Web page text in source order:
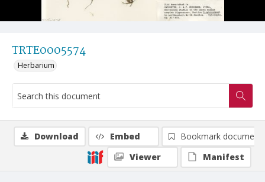
TRTE0005574
Herbarium
Download Embed
Bookmark document
Viewer
Manifest